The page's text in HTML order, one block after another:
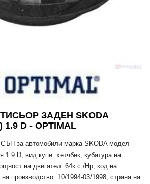
ЗАДЕН SKODA
1.9 D - OPTIMAL
за автомобили марка SKODA модел
1.9 D, вид купе: хетчбек, кубатура на
на двигател: 64к.с./Hp, код на
производство: 10/1994-03/1998, страна на